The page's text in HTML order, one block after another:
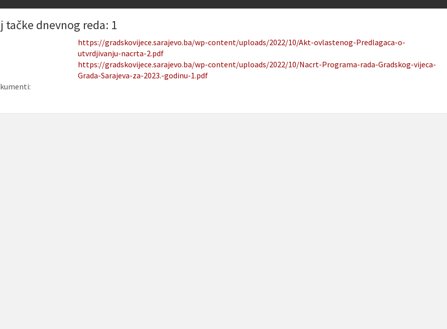
tačke dnevnog reda: 1
https://gradskovijece.sarajevo.ba/wp-content/uploads/2022/10/Akt-ovlastenog-Predlagaca-o-
utvrdjivanju-nacrta-2.pdf
https://gradskovijece.sarajevo.ba/wp-content/uploads/2022/10/Nacrt-Programa-rada-Gradskog-vijeca-
Grada-Sarajeva-za-2023.-godinu-1.pdf